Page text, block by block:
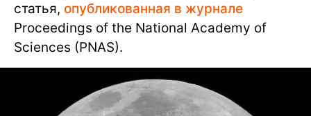
статья, опубликованная в журнале
Proceedings of the National Academy of
Sciences (PNAS).